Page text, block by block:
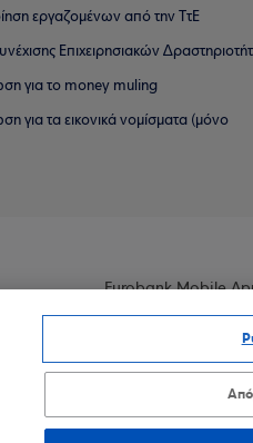
εργαζομένων από την ΤτΕ
Επιχειρησιακών
για το money muling
για τα εικονικά νομίσματα (μόνο
Eurobank Mobile
Cookies